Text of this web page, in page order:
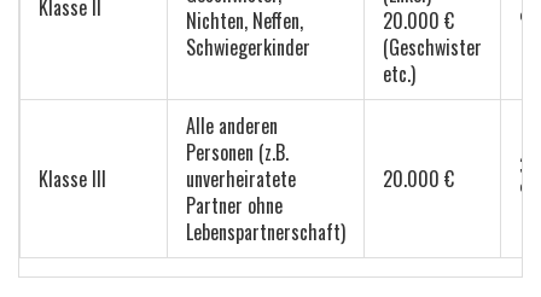
Klasse II
Nichten, Neffen,
Schwiegerkinder
20.000 €
(Geschwister
etc.)
%
Klasse III
Alle anderen
Personen (z.B.
unverheiratete
Partner ohne
Lebenspartnerschaft)
20.000 €
%